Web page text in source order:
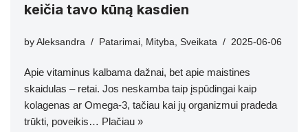
keičia tavo kūną kasdien
by Aleksandra Patarimai Mityba Sveikata 2025-06-06
Apie vitaminus kalbama dažnai, bet apie maistines
skaidulas – retai. Jos neskamba taip įspūdingai kaip
kolagenas ar Omega-3, tačiau kai jų organizmui pradeda
trūkti, poveikis… Plačiau »